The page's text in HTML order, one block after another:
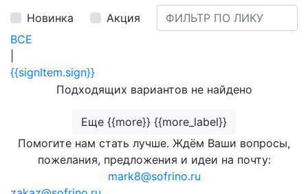
Новинка
Акция
ВСЕ
{{signItem.sign}}
Подходящих вариантов не найдено
Еще {{more}} {{more_label}}
Помогите нам стать лучше. Ждём Ваши вопросы,
пожелания, предложения и идеи на почту:
mark8@sofrino.ru